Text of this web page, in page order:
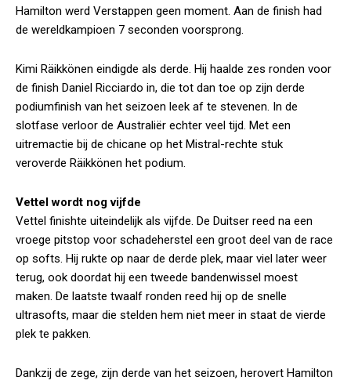
Hamilton werd Verstappen geen moment. Aan de finish had
de wereldkampioen 7 seconden voorsprong.
Kimi Räikkönen eindigde als derde. Hij haalde zes ronden voor
de finish Daniel Ricciardo in, die tot dan toe op zijn derde
podiumfinish van het seizoen leek af te stevenen. In de
slotfase verloor de Australiër echter veel tijd. Met een
uitremactie bij de chicane op het Mistral-rechte stuk
veroverde Räikkönen het podium.
Vettel wordt nog vijfde
Vettel finishte uiteindelijk als vijfde. De Duitser reed na een
vroege pitstop voor schadeherstel een groot deel van de race
op softs. Hij rukte op naar de derde plek, maar viel later weer
terug, ook doordat hij een tweede bandenwissel moest
maken. De laatste twaalf ronden reed hij op de snelle
ultrasofts, maar die stelden hem niet meer in staat de vierde
plek te pakken.
Dankzij de zege, zijn derde van het seizoen, herovert Hamilton